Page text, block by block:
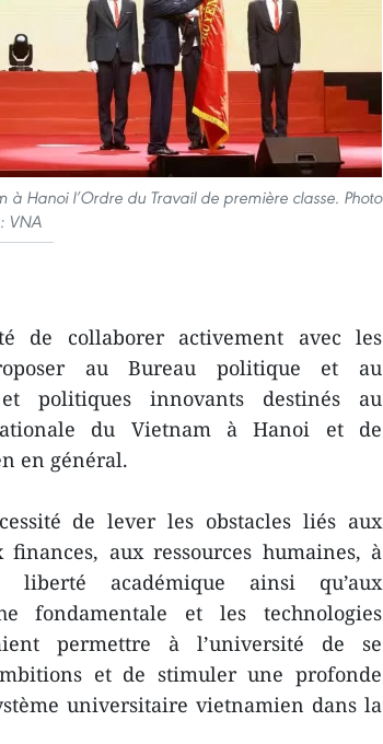
à Hanoi l’Ordre du Travail de première classe. Photo
: VNA
de collaborer activement avec les
au Bureau politique et au
politiques innovants destinés au
du Vietnam à Hanoi et de
en général.
de lever les obstacles liés aux
aux ressources humaines, à
académique ainsi qu’aux
fondamentale et les technologies
permettre à l’université de se
et de stimuler une profonde
universitaire vietnamien dans la